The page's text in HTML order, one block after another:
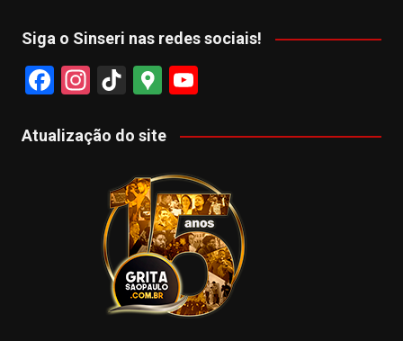
Siga o Sinseri nas redes sociais!
F
c
In
a
m
Ti
T
k
G
o
gl
e
M
a
p
s
u
u
b
e
Atualização do site